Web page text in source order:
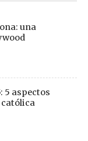
una
5 aspectos
católica